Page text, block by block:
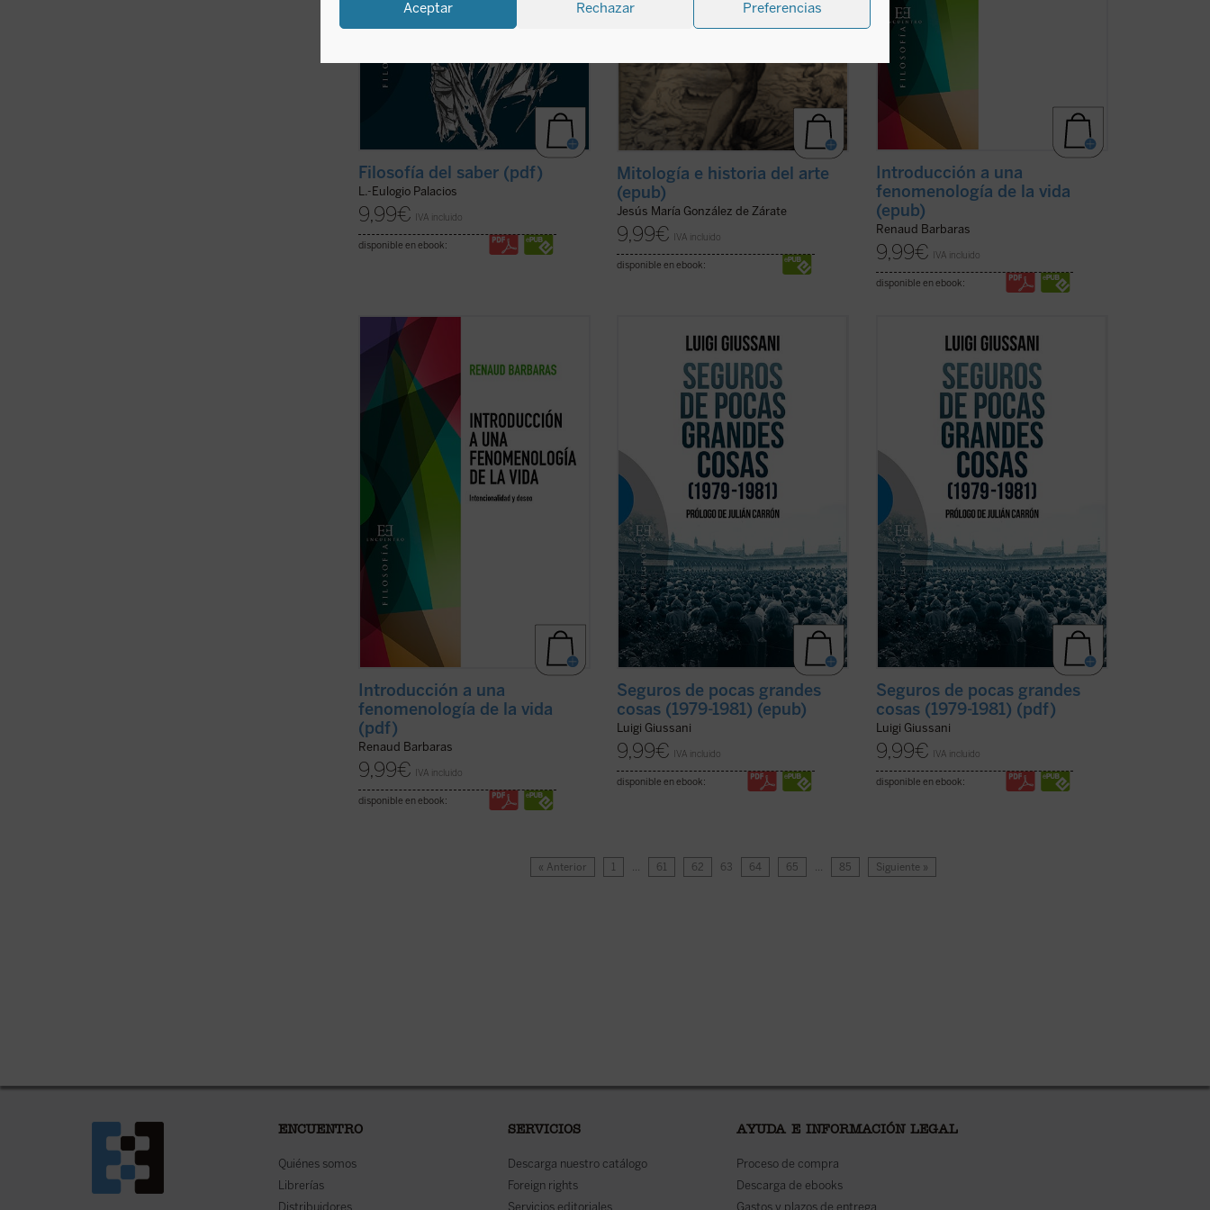
Aceptar Rechazar Preferencias
Filosofía del saber (pdf)
L.-Eulogio Palacios
9,99€ IVA incluido
disponible en ebook:
Mitología e historia del arte
(epub)
Jesús María González de Zárate
9,99€ IVA incluido
disponible en ebook:
Introducción a una
fenomenología de la vida
(epub)
Renaud Barbaras
9,99€ IVA incluido
disponible en ebook:
«La vida ocupa un puesto singular en la
fenomenología. No hay pensamiento
fenomenológico, empezando por el de su
fundador, para el que esta noción no
desempeñe un papel central. De la
husserliana a la vida fáctica
(ver ficha)
Introducción a una
fenomenología de la vida
(pdf)
Renaud Barbaras
9,99€ IVA incluido
disponible en ebook:
«El que lea estas conversaciones ---
verá llevado de la mano por su
humanidad palpitante a la profundidad
de un desafío apasionante». Ese desafío
no es más que la propia vida, el camino
más difícil ...(ver ficha)
Seguros de pocas grandes
cosas (1979-1981) (epub)
Luigi Giussani
9,99€ IVA incluido
disponible en ebook:
«El que lea estas conversaciones ---
verá llevado de la mano por su
humanidad palpitante a la profundidad
de un desafío apasionante». Ese desafío
no es más que la propia vida, el camino
más difícil ...(ver ficha)
Seguros de pocas grandes
cosas (1979-1981) (pdf)
Luigi Giussani
9,99€ IVA incluido
disponible en ebook:
« Anterior 1 … 61 62 63 64 65 … 85 Siguiente »
ENCUENTRO
Quiénes somos
Librerías
Distribuidores
SERVICIOS
Descarga nuestro catálogo
Foreign rights
Servicios editoriales
AYUDA E INFORMACIÓN LEGAL
Proceso de compra
Descarga de ebooks
Gastos y plazos de entrega